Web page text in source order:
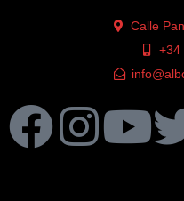
Calle
+34